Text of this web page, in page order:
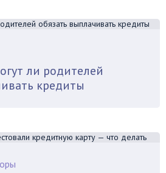
ли родителей
кредиты